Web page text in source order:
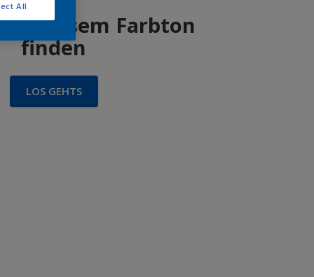
in diesem Farbton
finden
LOS GEHTS
All